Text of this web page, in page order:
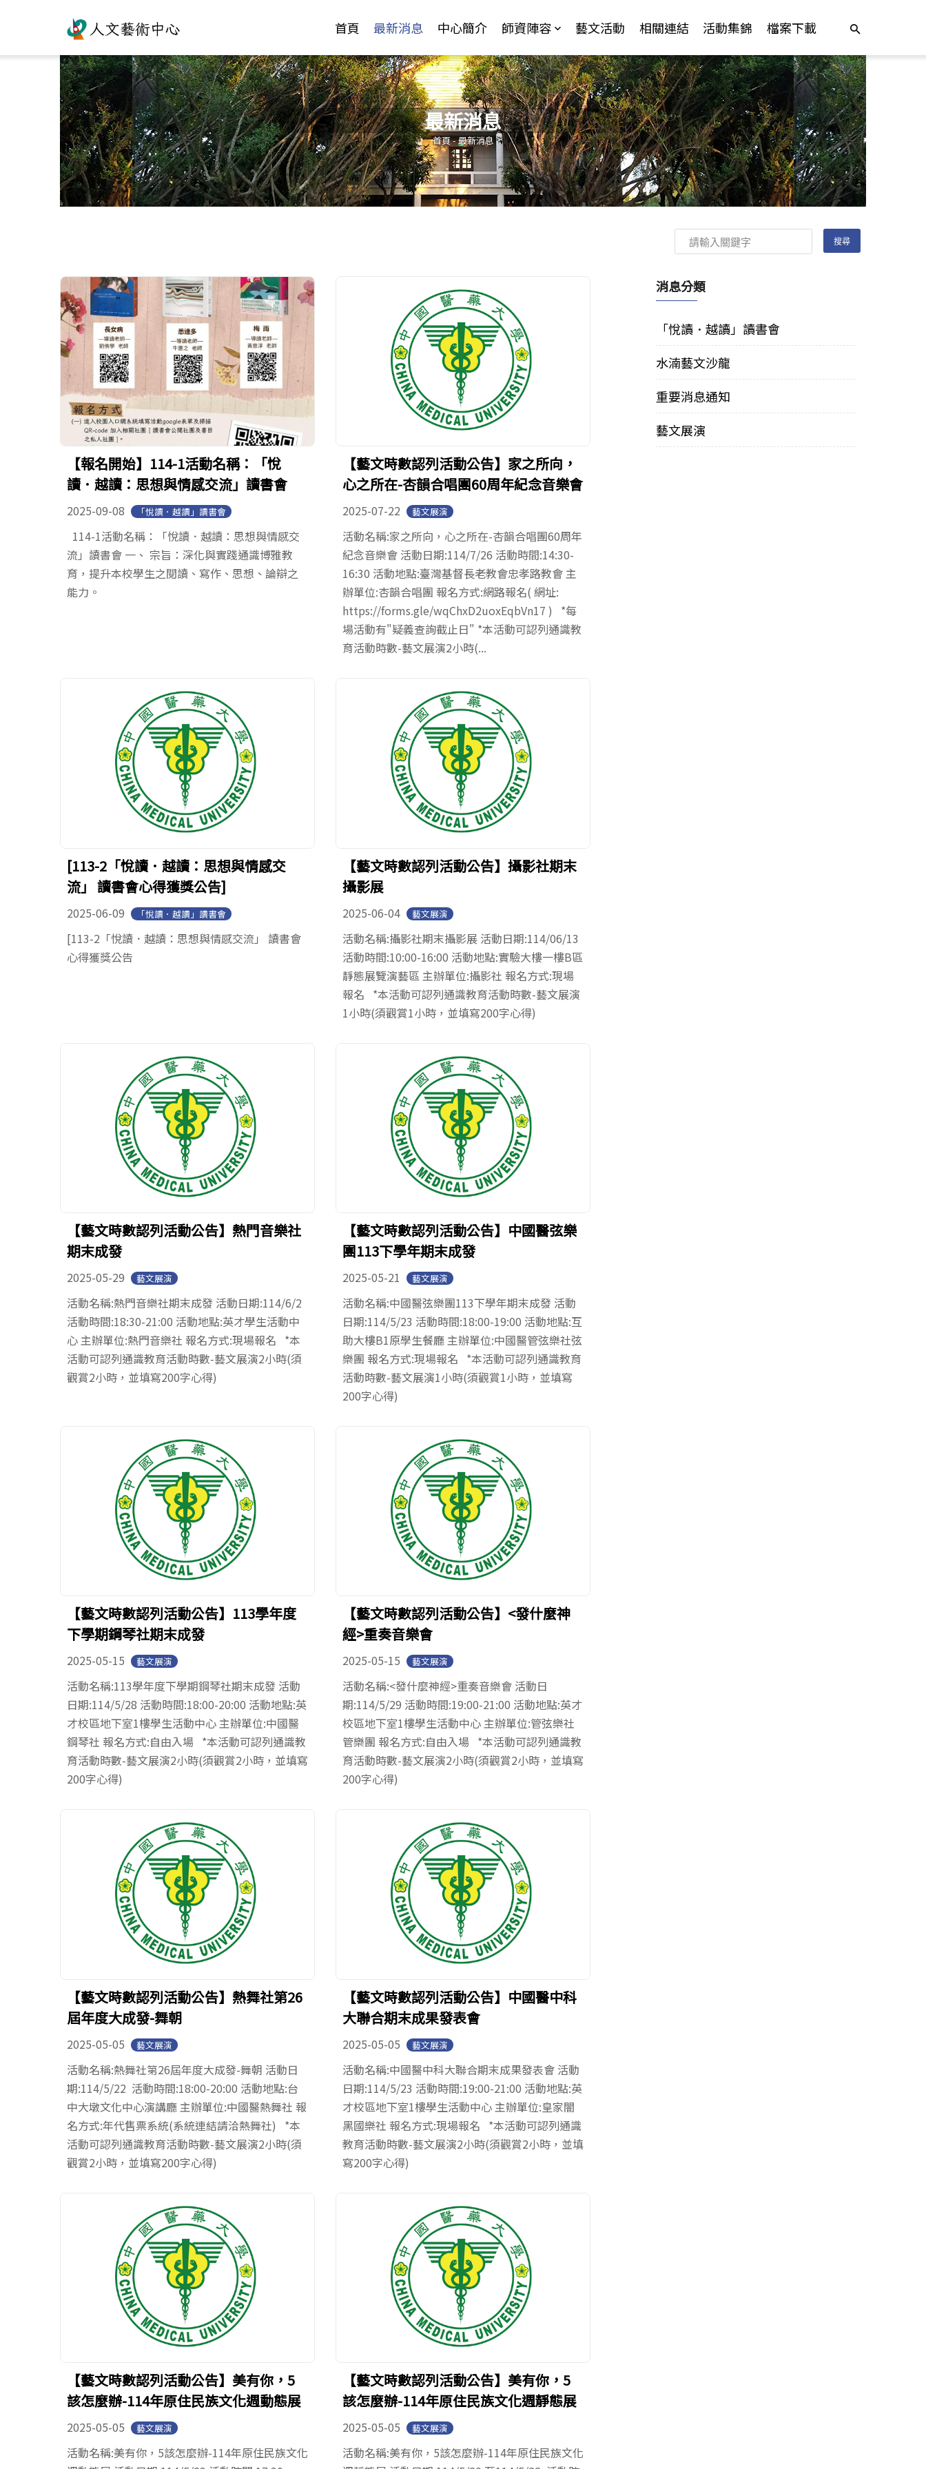
首頁 最新消息 中心簡介 師資陣容 藝文活動 相關連結 活動集錦 檔案下載
最新消息
您在這裡
首頁-最新消息
【報名開始】114-1活動名稱：「悅
讀．越讀：思想與情感交流」讀書會
2025-09-08 「悅讀．越讀」讀書會
114-1活動名稱：「悅讀．越讀：思想與情感交
流」讀書會 一、 宗旨：深化與實踐通識博雅教
育，提升本校學生之閱讀、寫作、思想、論辯之
能力。
【藝文時數認列活動公告】家之所向，
心之所在-杏韻合唱團60周年紀念音樂會
2025-07-22 藝文展演
活動名稱:家之所向，心之所在-杏韻合唱團60周年
紀念音樂會 活動日期:114/7/26 活動時間:14:30-
16:30 活動地點:臺灣基督長老教會忠孝路教會 主
辦單位:杏韻合唱團 報名方式:網路報名( 網址:
https://forms.gle/wqChxD2uoxEqbVn17 ) *每
場活動有"疑義查詢截止日" *本活動可認列通識教
育活動時數-藝文展演2小時(...
[113-2「悅讀．越讀：思想與情感交
流」 讀書會心得獲獎公告]
2025-06-09 「悅讀．越讀」讀書會
[113-2「悅讀．越讀：思想與情感交流」 讀書會
心得獲獎公告
【藝文時數認列活動公告】攝影社期末
攝影展
2025-06-04 藝文展演
活動名稱:攝影社期末攝影展 活動日期:114/06/13
活動時間:10:00-16:00 活動地點:實驗大樓一樓B區
靜態展覽演藝區 主辦單位:攝影社 報名方式:現場
報名 *本活動可認列通識教育活動時數-藝文展演
1小時(須觀賞1小時，並填寫200字心得)
【藝文時數認列活動公告】熱門音樂社
期末成發
2025-05-29 藝文展演
活動名稱:熱門音樂社期末成發 活動日期:114/6/2
活動時間:18:30-21:00 活動地點:英才學生活動中
心 主辦單位:熱門音樂社 報名方式:現場報名 *本
活動可認列通識教育活動時數-藝文展演2小時(須
觀賞2小時，並填寫200字心得)
【藝文時數認列活動公告】中國醫弦樂
團113下學年期末成發
2025-05-21 藝文展演
活動名稱:中國醫弦樂團113下學年期末成發 活動
日期:114/5/23 活動時間:18:00-19:00 活動地點:互
助大樓B1原學生餐廳 主辦單位:中國醫管弦樂社弦
樂團 報名方式:現場報名 *本活動可認列通識教育
活動時數-藝文展演1小時(須觀賞1小時，並填寫
200字心得)
【藝文時數認列活動公告】113學年度
下學期鋼琴社期末成發
2025-05-15 藝文展演
活動名稱:113學年度下學期鋼琴社期末成發 活動
日期:114/5/28 活動時間:18:00-20:00 活動地點:英
才校區地下室1樓學生活動中心 主辦單位:中國醫
鋼琴社 報名方式:自由入場 *本活動可認列通識教
育活動時數-藝文展演2小時(須觀賞2小時，並填寫
200字心得)
【藝文時數認列活動公告】<發什麼神
經>重奏音樂會
2025-05-15 藝文展演
活動名稱:<發什麼神經>重奏音樂會 活動日
期:114/5/29 活動時間:19:00-21:00 活動地點:英才
校區地下室1樓學生活動中心 主辦單位:管弦樂社
管樂團 報名方式:自由入場 *本活動可認列通識教
育活動時數-藝文展演2小時(須觀賞2小時，並填寫
200字心得)
【藝文時數認列活動公告】熱舞社第26
屆年度大成發-舞朝
2025-05-05 藝文展演
活動名稱:熱舞社第26屆年度大成發-舞朝 活動日
期:114/5/22 活動時間:18:00-20:00 活動地點:台
中大墩文化中心演講廳 主辦單位:中國醫熱舞社 報
名方式:年代售票系統(系統連結請洽熱舞社) *本
活動可認列通識教育活動時數-藝文展演2小時(須
觀賞2小時，並填寫200字心得)
【藝文時數認列活動公告】中國醫中科
大聯合期末成果發表會
2025-05-05 藝文展演
活動名稱:中國醫中科大聯合期末成果發表會 活動
日期:114/5/23 活動時間:19:00-21:00 活動地點:英
才校區地下室1樓學生活動中心 主辦單位:皇家闇
黑國樂社 報名方式:現場報名 *本活動可認列通識
教育活動時數-藝文展演2小時(須觀賞2小時，並填
寫200字心得)
【藝文時數認列活動公告】美有你，5
該怎麼辦-114年原住民族文化週動態展
2025-05-05 藝文展演
活動名稱:美有你，5該怎麼辦-114年原住民族文化
【藝文時數認列活動公告】美有你，5
該怎麼辦-114年原住民族文化週靜態展
2025-05-05 藝文展演
活動名稱:美有你，5該怎麼辦-114年原住民族文化
消息分類
「悅讀．越讀」讀書會
水湳藝文沙龍
重要消息通知
藝文展演